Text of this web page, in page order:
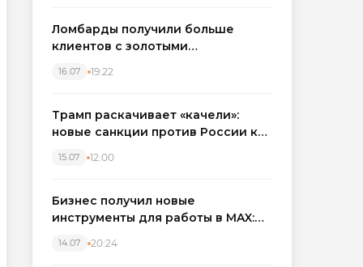
Ломбарды получили больше
клиентов с золотыми
вырос на фоне подорожания
16.07 19:22
Трамп раскачивает «качели»:
новые санкции против России как
15.07 12:00
Бизнес получил новые
инструменты для работы в MAX:
автоматизируют обработку
14.07 20:24